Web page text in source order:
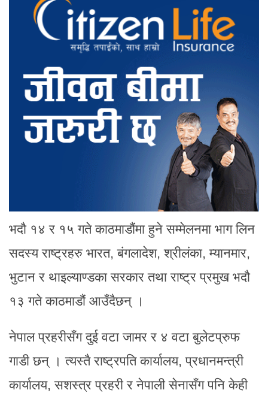
भदौ १४ र १५ गते काठमाडौंमा हुने सम्मेलनमा भाग लिन
सदस्य राष्ट्रहरु भारत, बंगलादेश, श्रीलंका, म्यानमार,
भुटान र थाइल्याण्डका सरकार तथा राष्ट्र प्रमुख भदौ
१३ गते काठमाडौं आउँदैछन् ।
नेपाल प्रहरीसँग दुई वटा जामर र ४ वटा बुलेटप्रुफ
गाडी छन् । त्यस्तै राष्ट्रपति कार्यालय, प्रधानमन्त्री
कार्यालय, सशस्त्र प्रहरी र नेपाली सेनासँग पनि केही